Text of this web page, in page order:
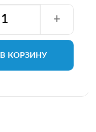
В КОРЗИНУ
+